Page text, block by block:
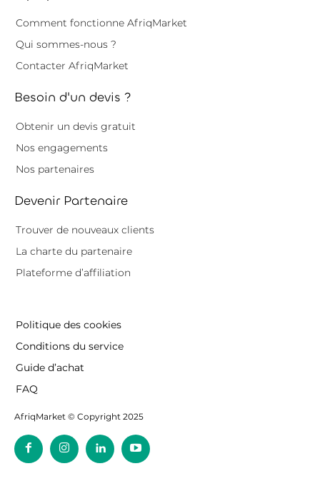
Comment fonctionne AfriqMarket
Qui sommes-nous ?
Contacter AfriqMarket
Besoin d'un devis ?
Obtenir un devis gratuit
Nos engagements
Nos partenaires
Devenir Partenaire
Trouver de nouveaux clients
La charte du partenaire
Plateforme d’affiliation
Politique des cookies
Conditions du service
Guide d’achat
FAQ
AfriqMarket © Copyright 2025